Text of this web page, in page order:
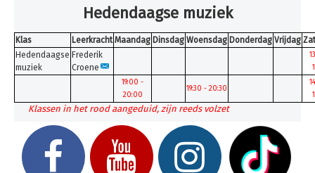
Inschrijven
Uurroosters 25-26
Uurroosters 26-27
Projecten
Aanmelden
Afwezigheden
Hedendaagse muziek
Klas Leerkracht Maandag Dinsdag Woensdag Donderdag Vrijdag
Hedendaagse
muziek
Frederik
Croene
19:00 -
20:00
19:30 - 20:30
Klassen in het rood aangeduid, zijn reeds volzet